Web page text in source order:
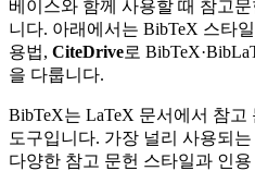
베이스와 함께 사용할 때 참고
니다. 아래에서는 BibTeX 스타
용법, CiteDrive로
을 다룹니다.
BibTeX는 LaTeX 문서에서 참
도구입니다. 가장 널리 사용되
다양한 참고 문헌 스타일과 인